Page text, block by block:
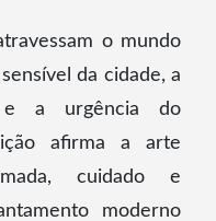
o mundo
da cidade, a
e a urgência do
afirma a arte
cuidado e
moderno